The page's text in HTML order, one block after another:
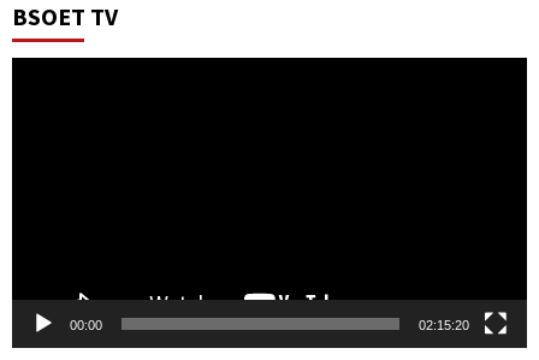
BSOET TV
00:00 02:15:20